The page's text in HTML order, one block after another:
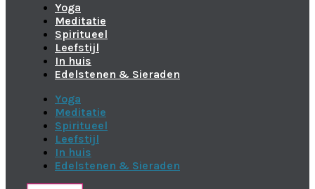
Yoga
Meditatie
Spiritueel
Leefstijl
In huis
Edelstenen & Sieraden
Yoga
Meditatie
Spiritueel
Leefstijl
In huis
Edelstenen & Sieraden